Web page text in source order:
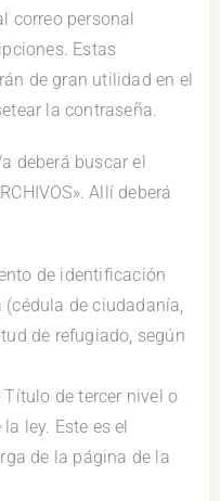
correo personal
Estas
de gran utilidad en el
la contraseña.
deberá buscar el
Allí deberá
de identificación
de ciudadanía,
de refugiado, según
de tercer nivel o
ley. Este es el
de la página de la